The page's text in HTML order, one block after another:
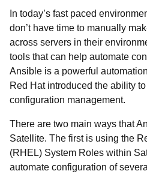
In today’s fast paced
don’t have time to manually
across servers in their
tools that can help automate
Ansible is a powerful
Red Hat introduced the ability
configuration management.
There are two main ways that
Satellite. The first is using the
(RHEL) System Roles within
automate configuration of